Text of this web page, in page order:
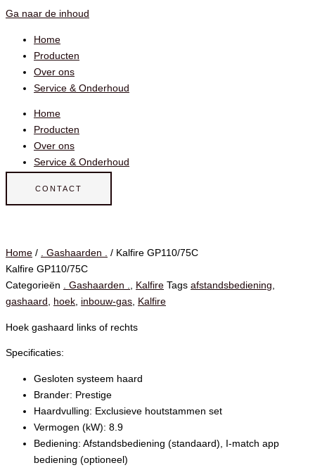
Ga naar de inhoud
Home
Producten
Over ons
Service & Onderhoud
Home
Producten
Over ons
Service & Onderhoud
CONTACT
Home / . Gashaarden . / Kalfire GP110/75C
Kalfire GP110/75C
Categorieën . Gashaarden ., Kalfire Tags afstandsbediening,
gashaard , hoek, inbouw-gas, Kalfire
Hoek gashaard links of rechts
Specificaties:
Gesloten systeem haard
Brander: Prestige
Haardvulling: Exclusieve houtstammen set
Vermogen (kW): 8.9
Bediening: Afstandsbediening (standaard), I-match app
bediening (optioneel)